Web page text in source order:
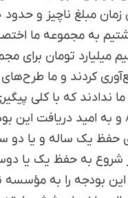
میلیارد تومان برای
کردند و ما
با کلی پیگیری ۱۸۰ میلیون تومان را دریافت
طی سال ۸۵ و به امید
برای حفظ یک ساله و
شروع به حفظ یک یا
بودجه را به